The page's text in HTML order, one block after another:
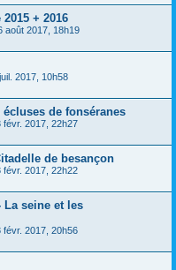
+ 2016
août 2017, 18h19
2017, 10h58
écluses de fonséranes
févr. 2017, 22h27
de besançon
févr. 2017, 22h22
La seine et les
févr. 2017, 20h56